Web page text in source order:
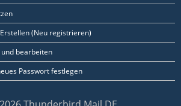
(Neu registrieren)
bearbeiten
Passwort festlegen